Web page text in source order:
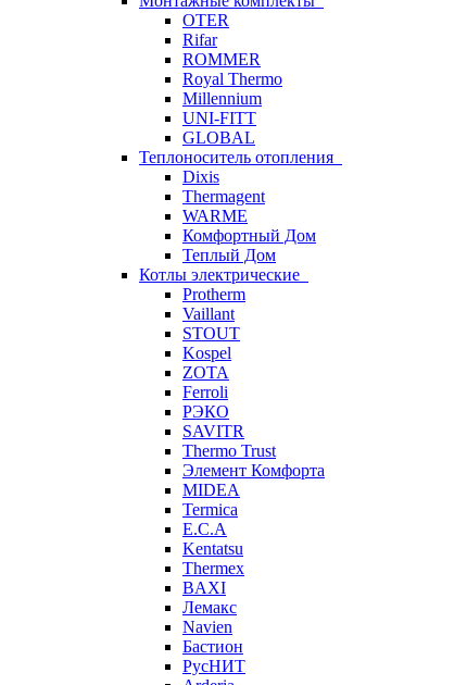
OTER
Rifar
ROMMER
Royal Thermo
Millennium
UNI-FITT
GLOBAL
Теплоноситель отопления
Dixis
Thermagent
WARME
Комфортный Дом
Теплый Дом
Котлы электрические
Protherm
Vaillant
STOUT
Kospel
ZOTA
Ferroli
РЭКО
SAVITR
Thermo Trust
Элемент Комфорта
MIDEA
Termica
E.C.A
Kentatsu
Thermex
BAXI
Лемакс
Navien
Бастион
РусНИТ